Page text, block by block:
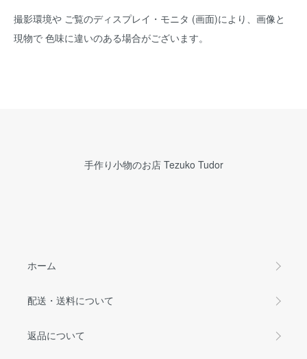
撮影環境や ご覧のディスプレイ・モニタ (画面)により、画像と
現物で 色味に違いのある場合がございます。
手作り小物のお店 Tezuko Tudor
ホーム
配送・送料について
返品について